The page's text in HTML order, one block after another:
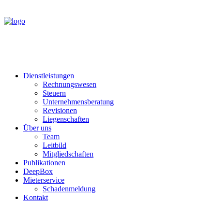
Dienstleistungen
Rechnungswesen
Steuern
Unternehmensberatung
Revisionen
Liegenschaften
Über uns
Team
Leitbild
Mitgliedschaften
Publikationen
DeepBox
Mieterservice
Schadenmeldung
Kontakt